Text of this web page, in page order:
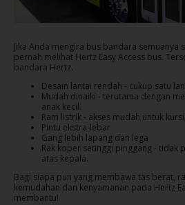
Penawaran
Lokasi
Hertz
Gold+
Panduan
Kendaraan
Jika Anda mengira bus bandara semuanya
pernah melihat Hertz Easy Access bus.
bandara Hertz.
Desain lantai rendah - cukup satu
Mudah dinaiki - terutama dengan
anak kecil.
Ram listrik - akses mudah untuk
Pintu ekstra-lebar
Gang lebih lapang dan lega
Rak koper setinggi pinggang - tidak
atas kepala.
Bagi siapa pun yang membawa tas berat,
kemudahan dan kenyamanan pada Hertz
membantu!